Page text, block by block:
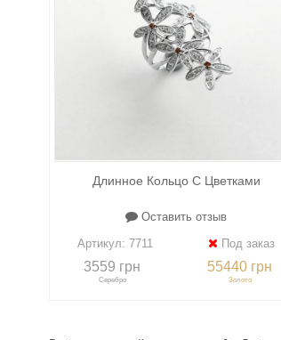
Длинное Кольцо С Цветками
Оставить отзыв
Артикул: 7711 Под заказ
3559 грн
Серебро
55440 грн
Золото